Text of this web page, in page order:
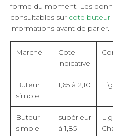
forme du moment. Les
consultables sur cote buteur
informations avant de parier.
Marché
Cote
indicative
Buteur
simple
1,65 à 2,10
Buteur
simple
supérieur
à 1,85